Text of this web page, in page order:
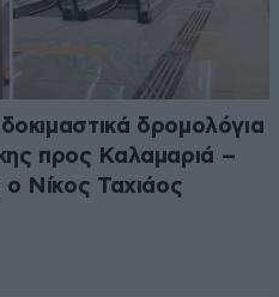
δρομολόγια
προς Καλαμαριά –
Νίκος Ταχιάος